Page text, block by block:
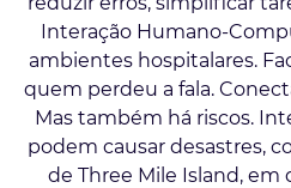
Interação Humano-
ambientes hospitalares.
quem perdeu a fala.
Mas também há riscos.
podem causar desastres,
de Three Mile Island, em